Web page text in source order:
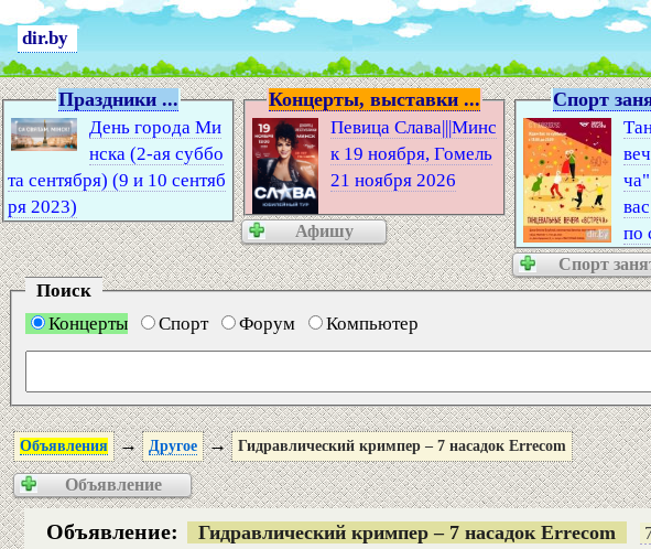
dir.by
Праздники ...
День города Ми
нска (2-ая суббо
та сентября) (9 и 10 сентяб
ря 2023)
Концерты, выставки ...
Певица Слава|||Минс
к 19 ноября, Гомель
21 ноября 2026
Афишу
Спорт
по
Спорт
Поиск
Концерты
Спорт Форум Компьютер
Объявления → Другое → Гидравлический кримпер – 7 насадок Errecom
Объявление
Объявление: Гидравлический кримпер – 7 насадок Errecom